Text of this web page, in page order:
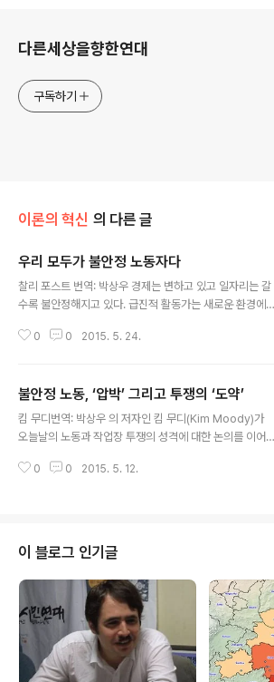
다른세상을향한연대
구독하기
이론의 혁신 의 다른 글
우리 모두가 불안정 노동자다
찰리 포스트 번역: 박상우 경제는 변하고 있고 일자리는 갈
수록 불안정해지고 있다. 급진적 활동가는 새로운 환경에
d.tistory.com/179)에 이어서 불안정 노동과 노동운동
동가로 일해왔으며 뉴욕시립대에서 강의하고 있다. 출처: h
ttps://www.jacobinmag.com/2015/04/precariou
s-labor-strategies-union-precariat-standing/ 신
불어, ‘신자유주의’라는 개념으로1970년대 이후 발생한 핵
0 0 2015. 5. 24.
불안정 노동, ‘압박’ 그리고 투쟁의 ‘도약’
킴 무디번역: 박상우 의 저자인 킴 무디(Kim Moody)가
오늘날의 노동과 작업장 투쟁의 성격에 대한 논의를 이어
tistory.com/156)에 케빈 크레인(Kevin Crane)이 반론
ompression-and-class-struggle-leaps/ Ian A에
게 답하는 글에서, Kevin Crane은 노조와 작업장에서의
사회주의자의 역할과 관련해 여러가지 진지한 쟁점들을 제
기하였다. 내가 볼 때, 그가 말하는 논지의 핵심은 불안정..
0 0 2015. 5. 12.
이 블로그 인기글